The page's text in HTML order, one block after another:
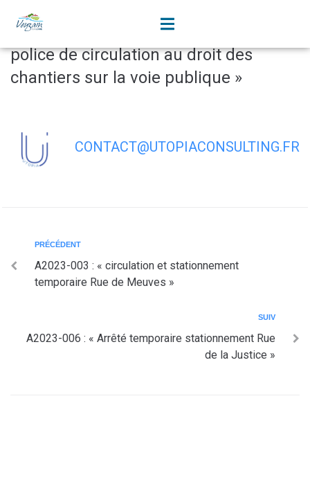
principal
A2023-005 : « Arrêté permanent de
police de circulation au droit des
chantiers sur la voie publique »
CONTACT@UTOPIACONSULTING.FR
PRÉCÉDENT
A2023-003 : « circulation et stationnement
temporaire Rue de Meuves »
SUIV
A2023-006 : « Arrêté temporaire stationnement Rue
de la Justice »